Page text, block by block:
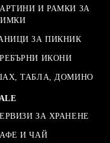
И РАМКИ ЗА
ЗА ПИКНИК
ИКОНИ
ТАБЛА, ДОМИНО
ЗА ХРАНЕНЕ
И ЧАЙ